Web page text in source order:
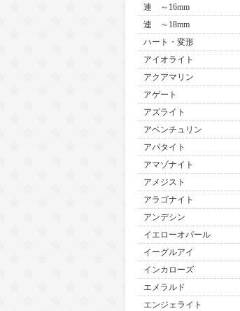
連 ～16mm
連 ～18mm
ハート・変形
アイオライト
アクアマリン
アゲート
アズライト
アベンチュリン
アパタイト
アマゾナイト
アメジスト
アラゴナイト
アンデシン
イエローオパール
イーグルアイ
インカローズ
エメラルド
エンジェライト